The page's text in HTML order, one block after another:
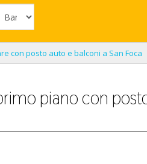
con posto auto e balconi a San Foca
piano con